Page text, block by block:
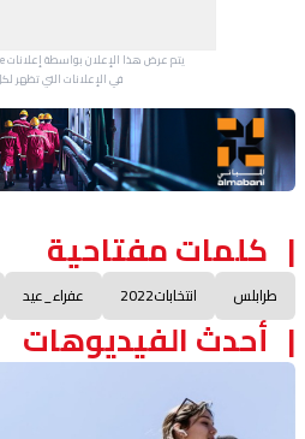
في الإعلانات التي تظهر
Advertisement Section
كلمات مفتاحية
طرابلس انتخابات2022 عفراء_عيد
أحدث الفيديوهات